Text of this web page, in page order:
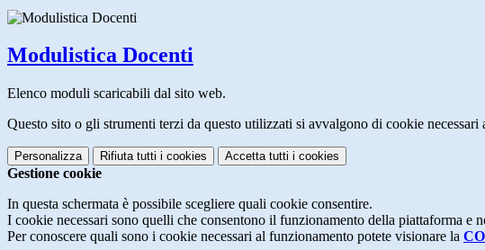
Modulistica Docenti
Elenco moduli scaricabili dal sito web.
Questo sito o gli strumenti terzi da questo utilizzati si avvalgono di cookie
Personalizza Rifiuta tutti i cookies Accetta tutti i cookies
Gestione cookie
In questa schermata è possibile scegliere quali cookie consentire.
I cookie necessari sono quelli che consentono il funzionamento della piattaforma e
Per conoscere quali sono i cookie necessari al funzionamento potete visionare la